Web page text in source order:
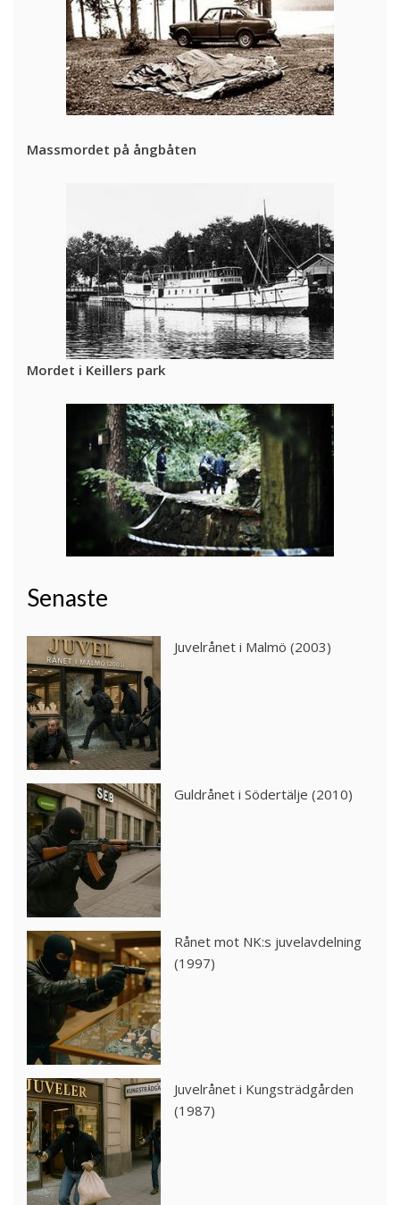
Massmordet på ångbåten
Mordet i Keillers park
Senaste
Juvelrånet i Malmö (2003)
Guldrånet i Södertälje (2010)
Rånet mot NK:s juvelavdelning
(1997)
Juvelrånet i Kungsträdgården
(1987)